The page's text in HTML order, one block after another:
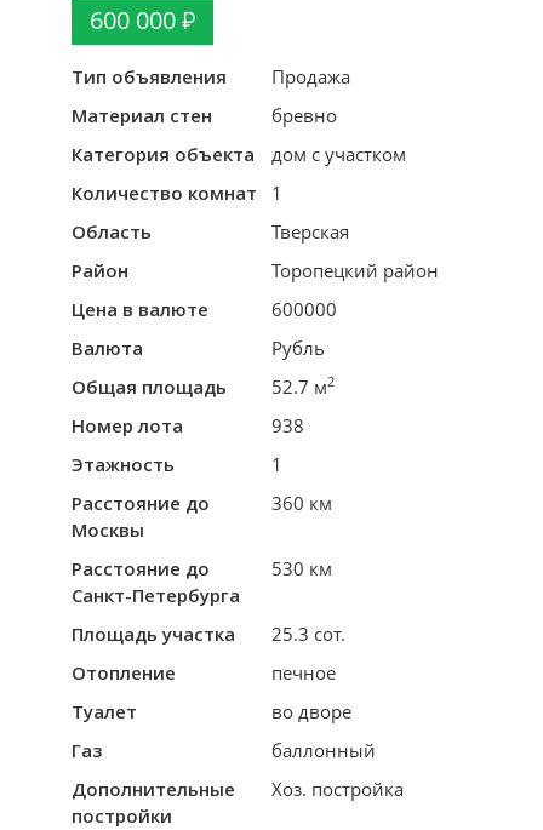
600 000
Тип объявления
Продажа
Материал стен
бревно
Категория объекта
дом с участком
Количество комнат
1
Область
Тверская
Район
Торопецкий район
Цена в валюте
600000
Валюта
Рубль
Общая площадь
52.7 м2
Номер лота
938
Этажность
1
Расстояние до
Москвы
360 км
Расстояние до
Санкт-Петербурга
530 км
Площадь участка
25.3 сот.
Отопление
печное
Туалет
во дворе
Газ
баллонный
Дополнительные
постройки
Хоз. постройка